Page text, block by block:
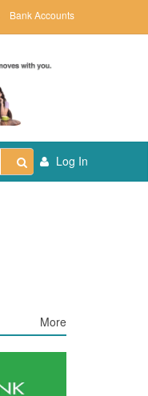
Bank Accounts
Log In
More